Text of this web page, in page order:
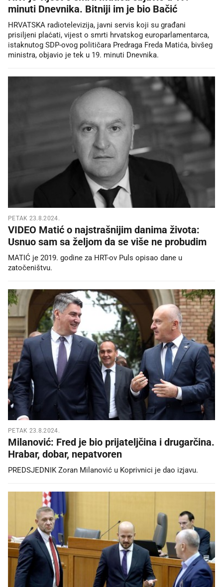
minuti Dnevnika. Bitniji im je bio Bačić
HRVATSKA radiotelevizija, javni servis koji su građani
prisiljeni plaćati, vijest o smrti hrvatskog europarlamentarca,
istaknutog SDP-ovog političara Predraga Freda Matića, bivšeg
ministra, objavio je tek u 19. minuti Dnevnika.
PETAK 23.8.2024.
VIDEO Matić o najstrašnijim danima života:
Usnuo sam sa željom da se više ne probudim
MATIĆ je 2019. godine za HRT-ov Puls opisao dane u
zatočeništvu.
PETAK 23.8.2024.
Milanović: Fred je bio prijateljčina i drugarčina.
Hrabar, dobar, nepatvoren
PREDSJEDNIK Zoran Milanović u Koprivnici je dao izjavu.